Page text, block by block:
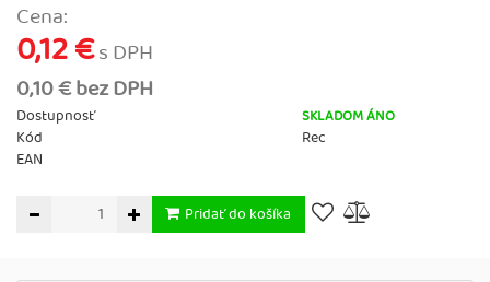
Cena:
0,12 €s DPH
0,10 € bez DPH
Dostupnosť SKLADOM ÁNO
Kód
Rec
EAN
Pridať do košíka